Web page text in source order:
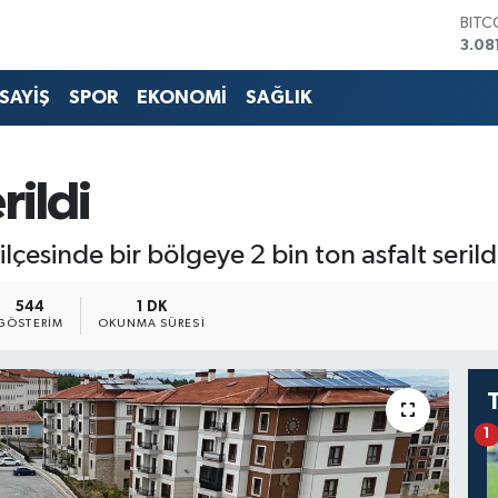
SPOR EKONOMİ SAĞLIK
bir bölgeye 2 bin ton asfalt
544 1 DK
OKUNMA SÜRESI
1